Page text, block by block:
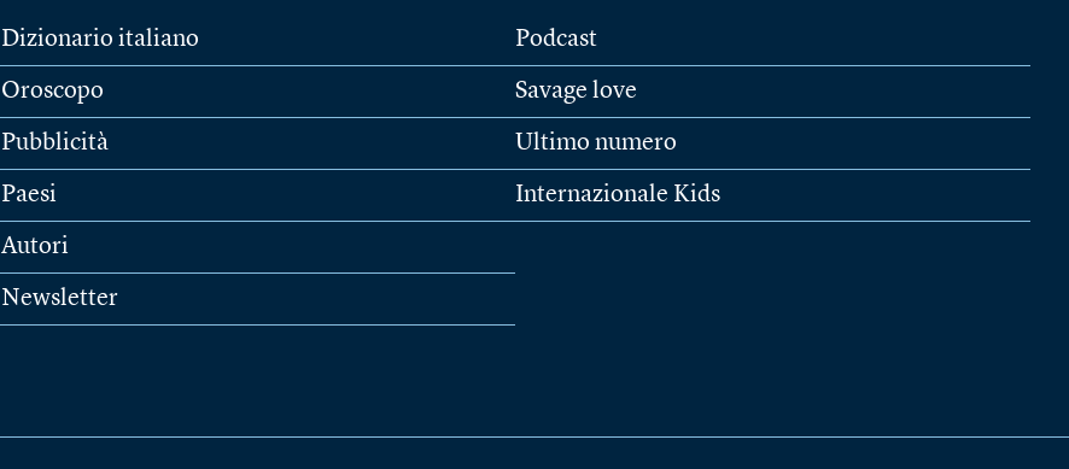
Dizionario italiano
Oroscopo
Pubblicità
Paesi
Autori
Newsletter
Podcast
Savage love
Ultimo numero
Internazionale Kids